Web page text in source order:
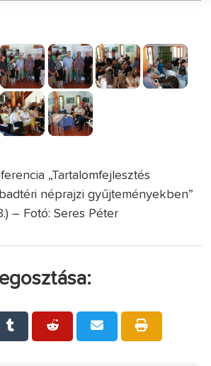
„Tartalomfejlesztés
néprajzi gyűjteményekben”
– Fotó: Seres Péter